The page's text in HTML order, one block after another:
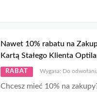
Nawet 10% rabatu na
Kartą Stałego Klienta
RABAT Wygasa: Do
Chcesz mieć 10% na